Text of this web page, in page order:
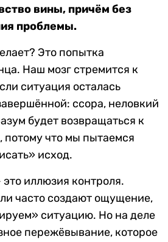
вины, причём без
проблемы.
Это попытка
Наш мозг стремится к
ситуация осталась
ссора, неловкий
будет возвращаться к
потому что мы пытаемся
исход.
иллюзия контроля.
часто создают ощущение,
ситуацию. Но на деле
пережёвывание, которое